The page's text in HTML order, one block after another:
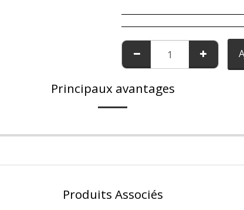
Principaux avantages
Produits Associés